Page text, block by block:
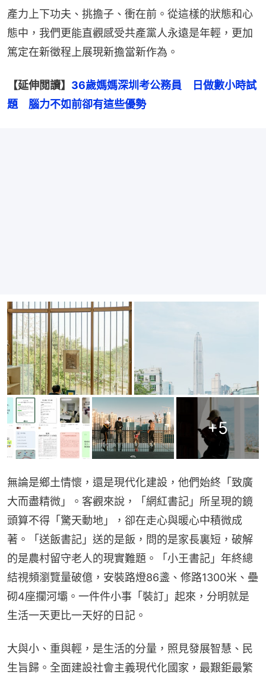
產力上下功夫、挑擔子、衝在前。從這樣的狀態和心
態中，我們更能直觀感受共產黨人永遠是年輕，更加
篤定在新徵程上展現新擔當新作為。
【延伸閲讀】 36歲媽媽深圳考公務員　日做數小時試
題　腦力不如前卻有這些優勢
+5
無論是鄉土情懷，還是現代化建設，他們始終「致廣
大而盡精微」。客觀來說，「網紅書記」所呈現的鏡
頭算不得「驚天動地」，卻在走心與暖心中積微成
著。「送飯書記」送的是飯，問的是家長裏短，破解
的是農村留守老人的現實難題。「小王書記」年終總
結視頻瀏覽量破億，安裝路燈86盞、修路1300米、壘
砌4座攔河壩。一件件小事「裝訂」起來，分明就是
生活一天更比一天好的日記。
大與小、重與輕，是生活的分量，照見發展智慧、民
生旨歸。全面建設社會主義現代化國家，最艱鉅最繁